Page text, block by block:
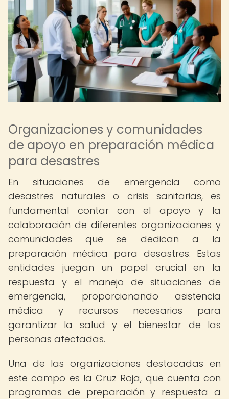
Organizaciones y comunidades
de apoyo en preparación médica
para desastres
En situaciones de emergencia como
desastres naturales o crisis sanitarias, es
fundamental contar con el apoyo y la
colaboración de diferentes organizaciones y
comunidades que se dedican a la
preparación médica para desastres. Estas
entidades juegan un papel crucial en la
respuesta y el manejo de situaciones de
emergencia, proporcionando asistencia
médica y recursos necesarios para
garantizar la salud y el bienestar de las
personas afectadas.
Una de las organizaciones destacadas en
este campo es la Cruz Roja, que cuenta con
programas de preparación y respuesta a